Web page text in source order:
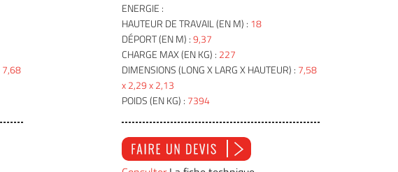
7,68
ENERGIE :
HAUTEUR DE TRAVAIL (EN M) : 18
DÉPORT (EN M) :9,37
CHARGE MAX (EN KG) : 227
DIMENSIONS (LONG X LARG X HAUTEUR) : 7,58
x 2,29 x 2,13
POIDS (EN KG) : 7394